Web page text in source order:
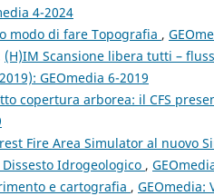
4-2024
modo di fare Topografia ,
(H)IM Scansione libera tutti –
GEOmedia 6-2019
copertura arborea: il CFS
Fire Area Simulator al nuovo
Idrogeologico ,
e cartografia , GEOmedia: